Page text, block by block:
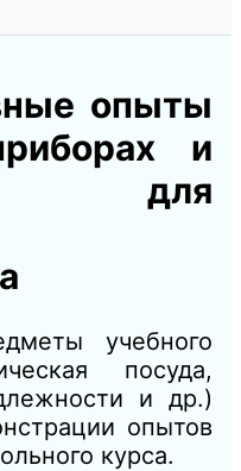
опыты
и
для
учебного
посуда,
и др.)
опытов
курса.